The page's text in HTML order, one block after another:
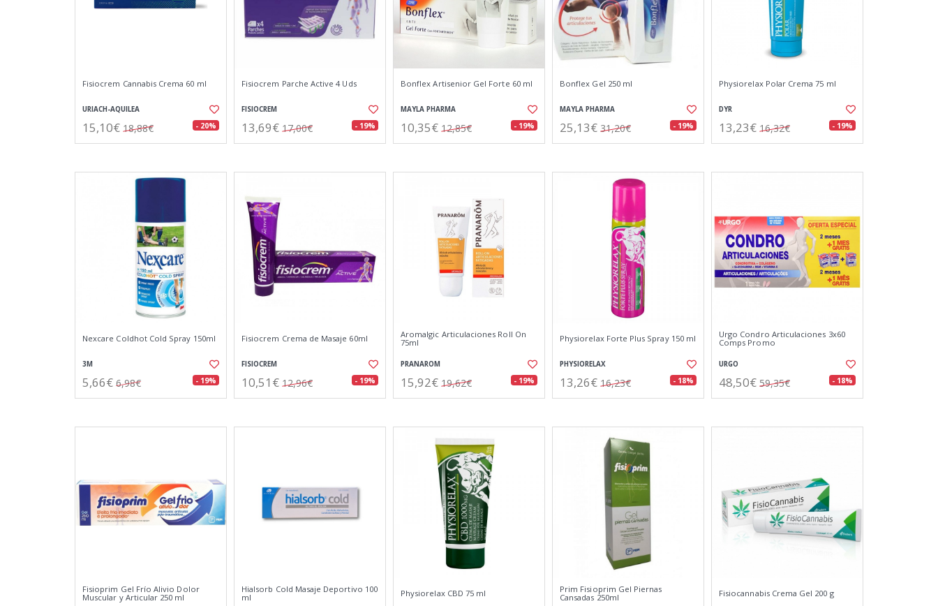
Fisiocrem Cannabis Crema 60 ml
URIACH-AQUILEA
15,10€ 18,88€ - 20%
Fisiocrem Parche Active 4 Uds
FISIOCREM
13,69€ 17,00€ - 19%
Bonflex Artisenior Gel Forte 60 ml
MAYLA PHARMA
10,35€ 12,85€ - 19%
Bonflex Gel 250 ml
MAYLA PHARMA
25,13€ 31,20€ - 19%
Physiorelax Polar Crema 75 ml
DYR
13,23€ 16,32€ - 19%
Nexcare Coldhot Cold Spray 150ml
3M
5,66€ 6,98€ - 19%
Fisiocrem Crema de Masaje 60ml
FISIOCREM
10,51€ 12,96€ - 19%
Aromalgic Articulaciones Roll On
75ml
PRANAROM
15,92€ 19,62€ - 19%
Physiorelax Forte Plus Spray 150 ml
PHYSIORELAX
13,26€ 16,23€ - 18%
Urgo Condro Articulaciones 3x60
Comps Promo
URGO
48,50€ 59,35€ - 18%
Fisioprim Gel Frío Alivio Dolor
Muscular y Articular 250 ml
Hialsorb Cold Masaje Deportivo 100
ml
Physiorelax CBD 75 ml
Prim Fisioprim Gel Piernas
Cansadas 250ml
Fisiocannabis Crema Gel 200 g